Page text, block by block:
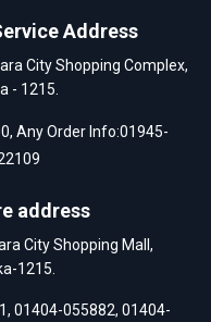
Address
City Shopping Complex,
- 1215.
, Any Order Info:01945-
address
City Shopping Mall,
1215.
, 01404-055882, 01404-